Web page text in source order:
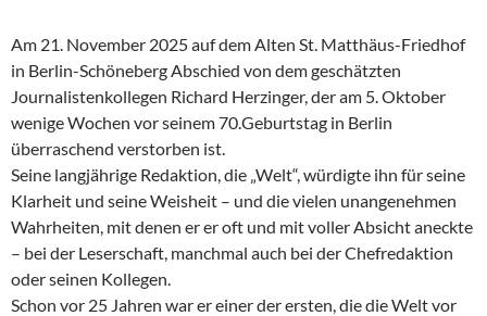
Am 21. November 2025 auf dem Alten St. Matthäus-Friedhof
in Berlin-Schöneberg Abschied von dem geschätzten
Journalistenkollegen Richard Herzinger, der am 5. Oktober
wenige Wochen vor seinem 70.Geburtstag in Berlin
überraschend verstorben ist.
Seine langjährige Redaktion, die „Welt“, würdigte ihn für seine
Klarheit und seine Weisheit – und die vielen unangenehmen
Wahrheiten, mit denen er er oft und mit voller Absicht aneckte
– bei der Leserschaft, manchmal auch bei der Chefredaktion
oder seinen Kollegen.
Schon vor 25 Jahren war er einer der ersten, die die Welt vor